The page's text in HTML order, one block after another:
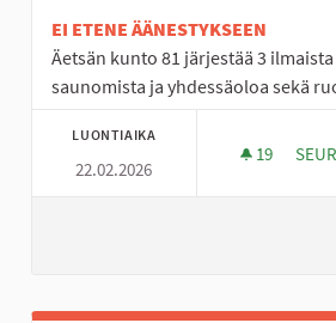
EI ETENE ÄÄNESTYKSEEN
Äetsän kunto 81 järjestää 3
saunomista ja yhdessäoloa sekä
LUONTIAIKA
22.02.2026
19 19